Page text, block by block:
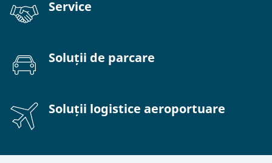
Service​​​​​​​
Soluții de parcare
Soluții logistice aeroportuare